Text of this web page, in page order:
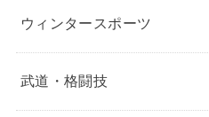
ウィンタースポーツ
武道・格闘技